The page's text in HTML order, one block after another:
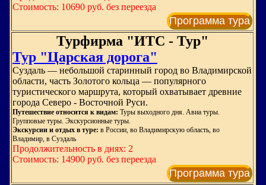
Стоимость: 10690 руб. без переезда
Программа тура
Турфирма "ИТС - Тур"
Тур "Царская дорога"
Суздаль — небольшой старинный город во Владимирской
области, часть Золотого кольца — популярного
туристического маршрута, который охватывает древние
города Северо - Восточной Руси.
Путешествие относится к видам: Туры выходного дня. Авиа туры.
Групповые туры. Экскурсионные туры.
Экскурсии и отдых в туре: в России, во Владимирскую область, во
Владимир, в Суздаль
Продолжительность в днях: 2
Стоимость: 14900 руб. без переезда
Программа тура